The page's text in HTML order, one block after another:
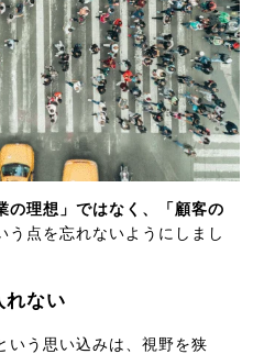
の理想」ではなく、「顧客の
う点を忘れないようにしまし
れない
う思い込みは、視野を狭